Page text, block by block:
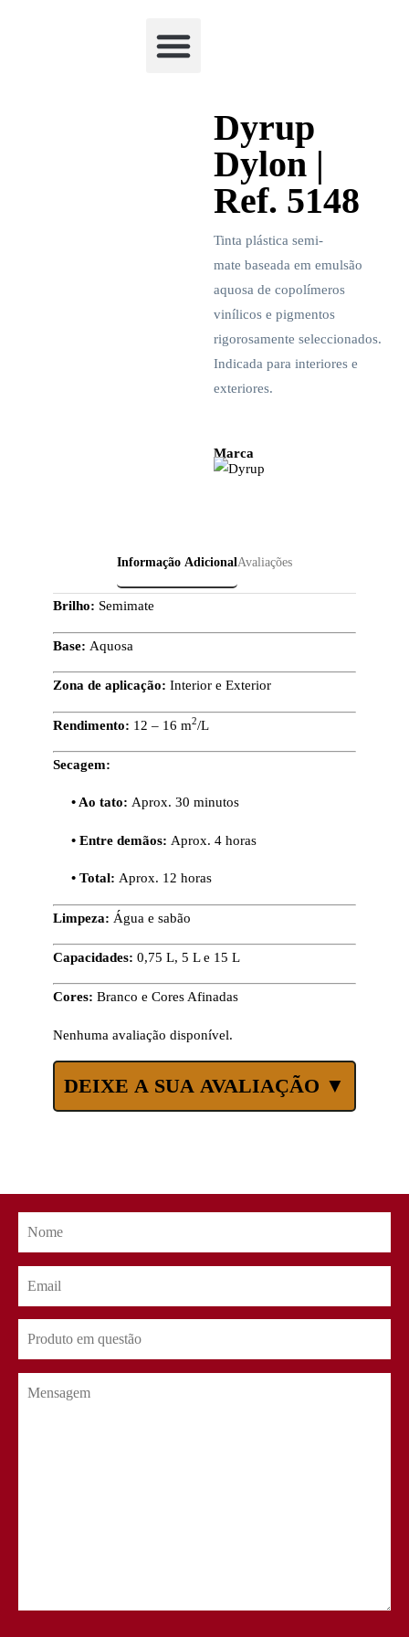
Dyrup
Dylon |
Ref. 5148
Tinta plástica semi-
mate baseada em emulsão
aquosa de copolímeros
vinílicos e pigmentos
rigorosamente seleccionados.
Indicada para interiores e
exteriores.
Marca
Informação AdicionalAvaliações
Brilho: Semimate
Base: Aquosa
Zona de aplicação: Interior e Exterior
Rendimento: 12 – 16 m2/L
Secagem:
• Ao tato: Aprox. 30 minutos
• Entre demãos: Aprox. 4 horas
• Total: Aprox. 12 horas
Limpeza: Água e sabão
Capacidades: 0,75 L, 5 L e 15 L
Cores: Branco e Cores Afinadas
Nenhuma avaliação disponível.
DEIXE A SUA AVALIAÇÃO ▼